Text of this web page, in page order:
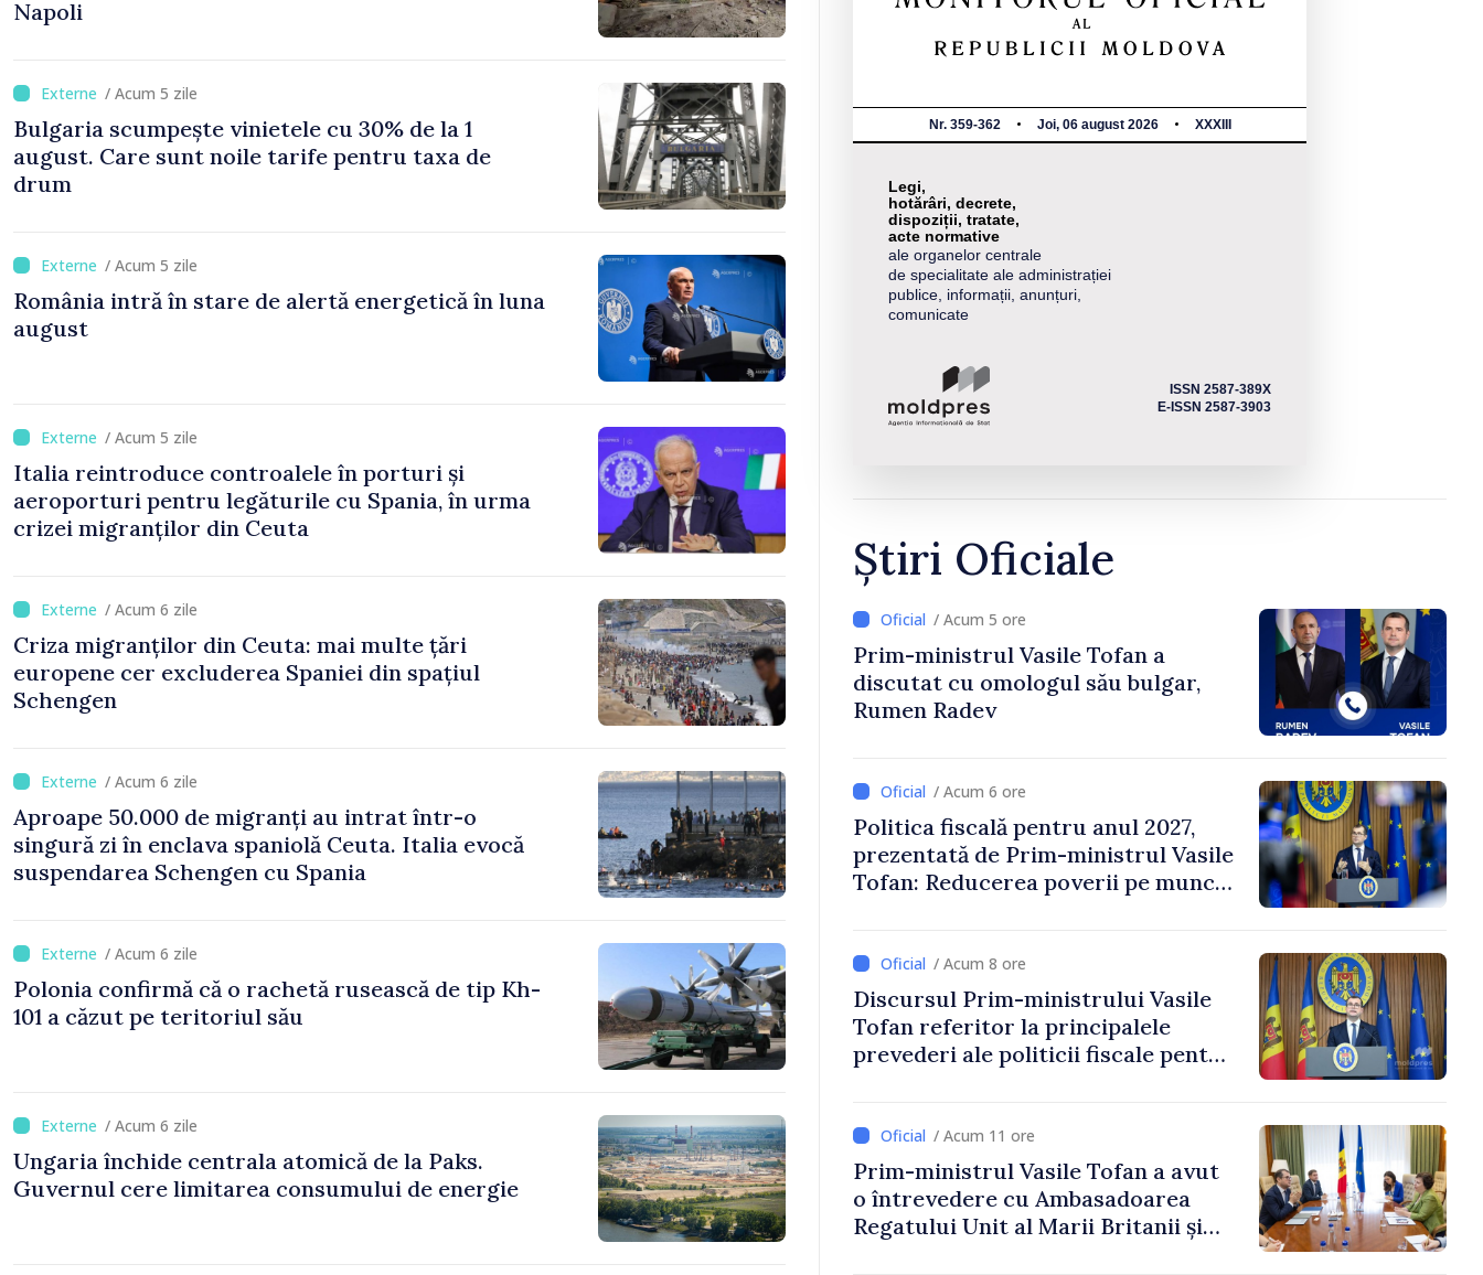
Napoli
/ Acum 5 zile
Bulgaria scumpește vinietele cu 30% de la 1
august. Care sunt noile tarife pentru taxa de
drum
/ Acum 5 zile
România intră în stare de alertă energetică în luna
august
/ Acum 5 zile
Italia reintroduce controalele în porturi și
aeroporturi pentru legăturile cu Spania, în urma
crizei migranților din Ceuta
/ Acum 6 zile
Criza migranților din Ceuta: mai multe țări
europene cer excluderea Spaniei din spațiul
Schengen
/ Acum 6 zile
Aproape 50.000 de migranți au intrat într-o
singură zi în enclava spaniolă Ceuta. Italia evocă
suspendarea Schengen cu Spania
/ Acum 6 zile
Polonia confirmă că o rachetă rusească de tip Kh-
101 a căzut pe teritoriul său
/ Acum 6 zile
Ungaria închide centrala atomică de la Paks.
Guvernul cere limitarea consumului de energie
Nr. 359-362 Joi, 06 august 2026 XXXIII
Legi,
hotărâri, decrete,
dispoziții, tratate,
acte normative
ale organelor centrale
de specialitate ale administrației
publice, informații, anunțuri,
comunicate
ISSN 2587-389X
E-ISSN 2587-3903
Știri Oficiale
/ Acum 5 ore
Prim-ministrul Vasile Tofan a
discutat cu omologul său bulgar,
Rumen Radev
/ Acum 6 ore
Politica fiscală pentru anul 2027,
prezentată de Prim-ministrul Vasile
Tofan: Reducerea poverii pe muncă,
/ Acum 8 ore
Discursul Prim-ministrului Vasile
Tofan referitor la principalele
prevederi ale politicii fiscale pentru
/ Acum 11 ore
Prim-ministrul Vasile Tofan a avut
o întrevedere cu Ambasadoarea
Regatului Unit al Marii Britanii și